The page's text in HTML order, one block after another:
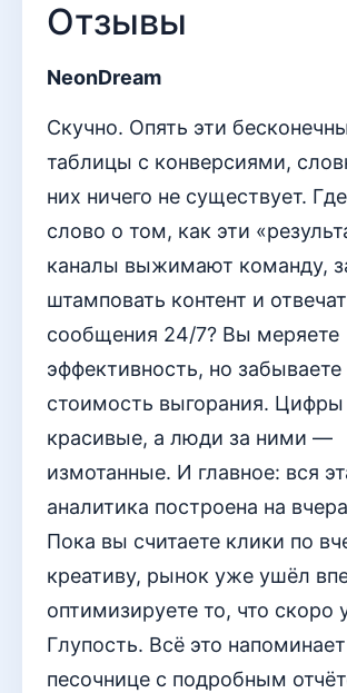
Отзывы
NeonDream
Скучно. Опять эти
таблицы с конверсиями,
них ничего не существует.
слово о том, как эти
каналы выжимают команду,
штамповать контент и
сообщения 24/7? Вы меряете
эффективность, но забываете
стоимость выгорания. Цифры
красивые, а люди за ними —
измотанные. И главное: вся
аналитика построена на
Пока вы считаете клики по
креативу, рынок уже ушёл
оптимизируете то, что скоро
Глупость. Всё это
песочнице с подробным